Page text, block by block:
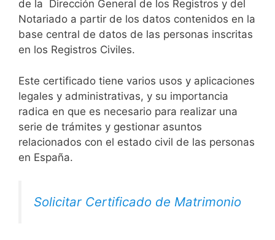
de la Dirección General de los Registros y del
Notariado a partir de los datos contenidos en la
base central de datos de las personas inscritas
en los Registros Civiles.
Este certificado tiene varios usos y aplicaciones
legales y administrativas, y su importancia
radica en que es necesario para realizar una
serie de trámites y gestionar asuntos
relacionados con el estado civil de las personas
en España.
Solicitar Certificado de Matrimonio